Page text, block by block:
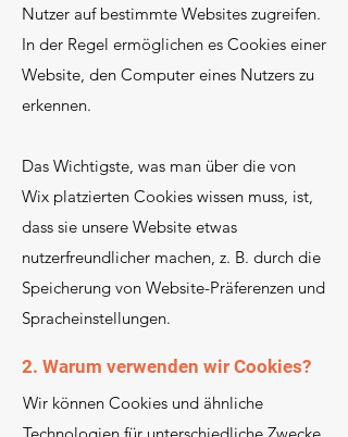
Nutzer auf bestimmte Websites zugreifen.
In der Regel ermöglichen es Cookies einer
Website, den Computer eines Nutzers zu
erkennen.
Das Wichtigste, was man über die von
Wix platzierten Cookies wissen muss, ist,
dass sie unsere Website etwas
nutzerfreundlicher machen, z. B. durch die
Speicherung von Website-Präferenzen und
Spracheinstellungen.
2. Warum verwenden wir Cookies?
Wir können Cookies und ähnliche